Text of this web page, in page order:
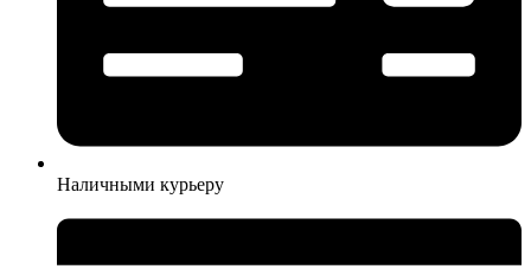
Наличными курьеру